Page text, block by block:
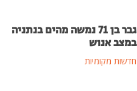
גבר בן 71 נמשה מהים בנתניה
במצב אנוש
חדשות מקומיות